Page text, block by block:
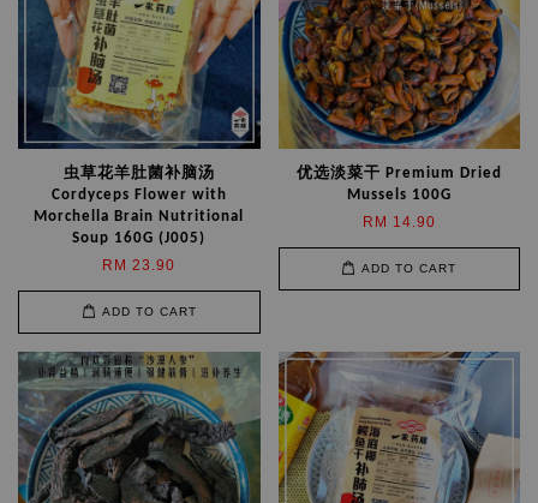
虫草花羊肚菌补脑汤
Cordyceps Flower with
Morchella Brain Nutritional
Soup 160G (J005)
RM 23.90
ADD TO CART
优选淡菜干 Premium Dried
Mussels 100G
RM 14.90
ADD TO CART